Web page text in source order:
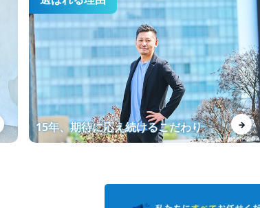
エア
「ロブロックス 制作会
索2位を獲得した、
事例
！お
【インタビュー】一般キ
ドからの流入が飛躍的
15年、期待に応え続けるこだわり →